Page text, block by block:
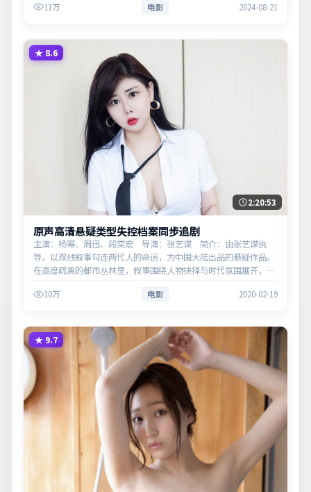
11万 电影 2024-08-21
★ 8.6
2:20:53
原声高清悬疑类型失控档案同步追剧
主演：杨幂、周迅、段奕宏 导演：张艺谋 简介：由张艺谋执
导，以双线叙事勾连两代人的命运，为中国大陆出品的悬疑作品。
在高度疏离的都市丛林里，叙事围绕人物抉择与时代氛围展开，层
现实意义…
10万 电影 2020-02-19
★ 9.7